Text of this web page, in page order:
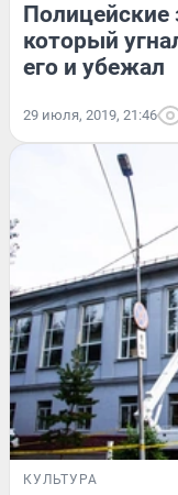
Полицейские
который
его и убежал
29 июля, 2019, 21:46
КУЛЬТУРА